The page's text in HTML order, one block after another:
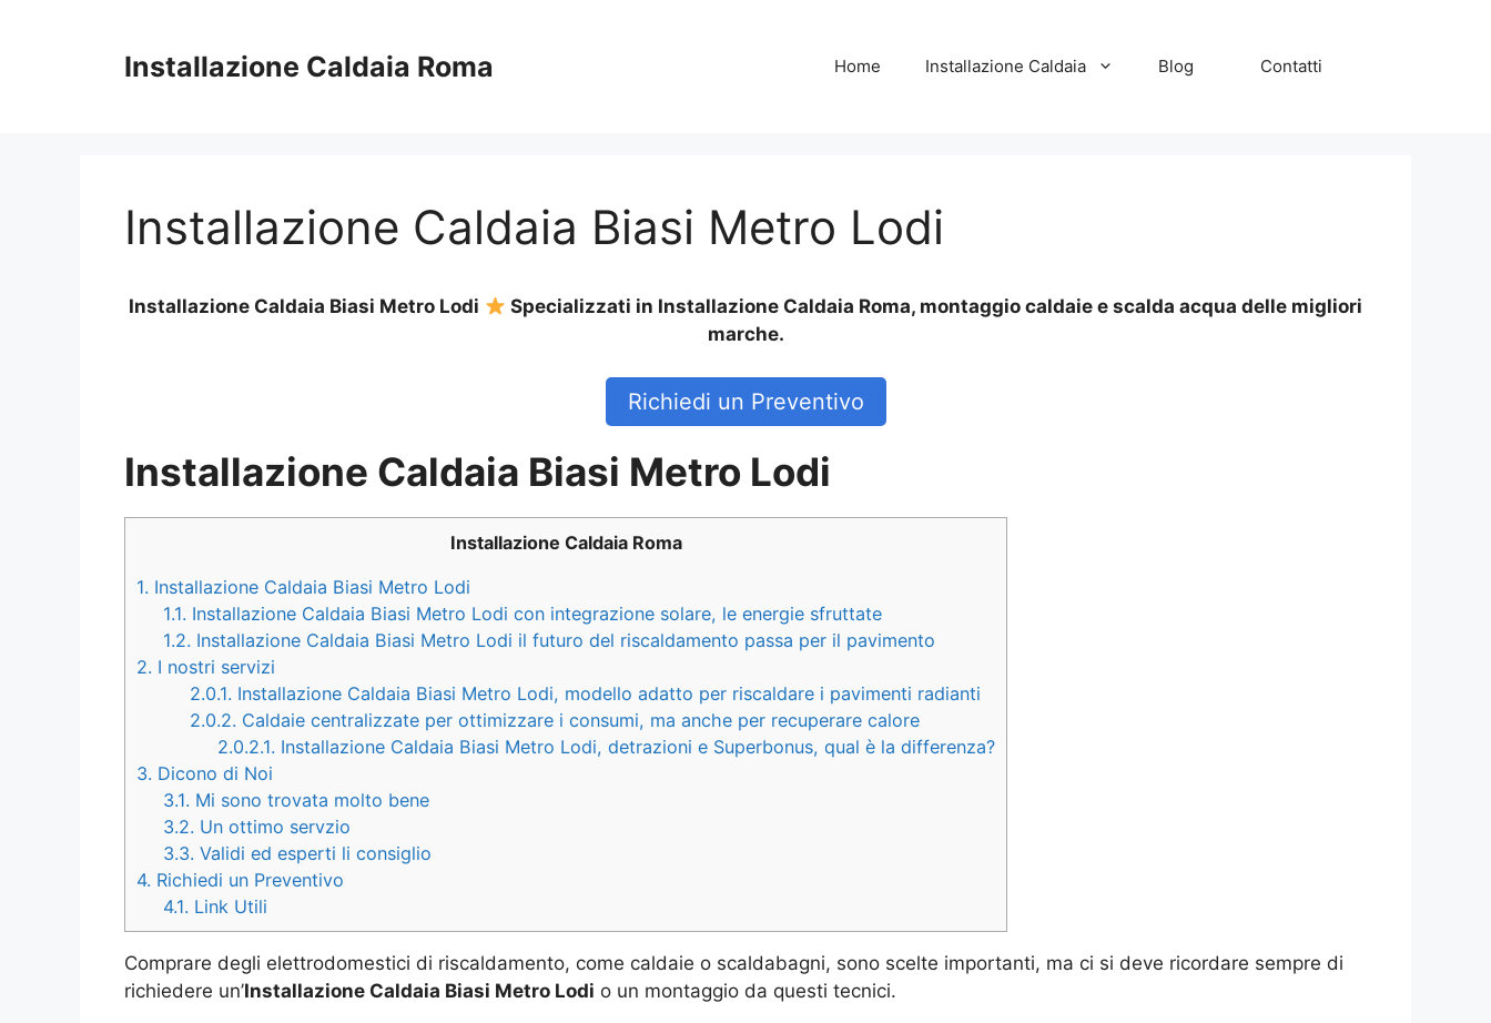
Installazione Caldaia Roma Home Installazione Caldaia Blog Contatti
Installazione Caldaia Biasi Metro Lodi
Installazione Caldaia Biasi Metro Lodi
Specializzati in Installazione Caldaia Roma, montaggio caldaie e scalda acqua delle migliori
marche.
Richiedi un Preventivo
Installazione Caldaia Biasi Metro Lodi
Installazione Caldaia Roma
1. Installazione Caldaia Biasi Metro Lodi
1.1. Installazione Caldaia Biasi Metro Lodi con integrazione solare, le energie sfruttate
1.2. Installazione Caldaia Biasi Metro Lodi il futuro del riscaldamento passa per il pavimento
2. I nostri servizi
2.0.1. Installazione Caldaia Biasi Metro Lodi, modello adatto per riscaldare i pavimenti radianti
2.0.2. Caldaie centralizzate per ottimizzare i consumi, ma anche per recuperare calore
2.0.2.1. Installazione Caldaia Biasi Metro Lodi, detrazioni e Superbonus, qual è la differenza?
3. Dicono di Noi
3.1. Mi sono trovata molto bene
3.2. Un ottimo servzio
3.3. Validi ed esperti li consiglio
4. Richiedi un Preventivo
4.1. Link Utili
Comprare degli elettrodomestici di riscaldamento, come caldaie o scaldabagni, sono scelte importanti, ma ci si deve ricordare sempre di
richiedere un’Installazione Caldaia Biasi Metro Lodi o un montaggio da questi tecnici.